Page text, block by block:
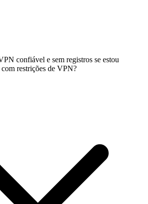
confiável e sem registros se estou
restrições de VPN?